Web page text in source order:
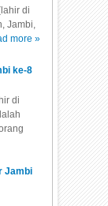
di
Jambi,
more »
ke-8
di
Jambi